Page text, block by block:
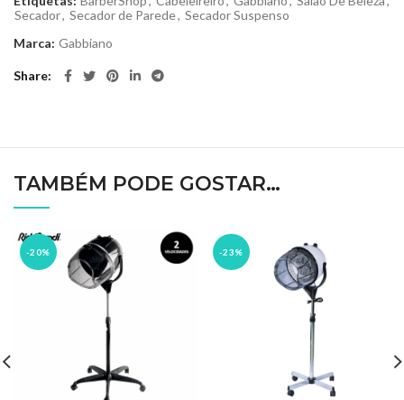
Secador, Secador de Parede, Secador Suspenso
Marca: Gabbiano
Share
TAMBÉM PODE GOSTAR…
-20% -23%